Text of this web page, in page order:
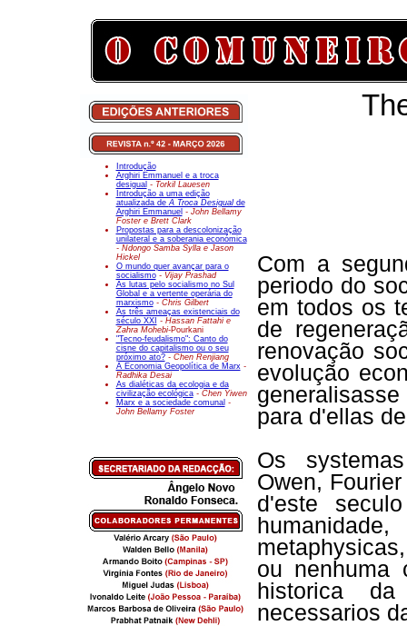
Introdução
Arghiri Emmanuel e a troca
desigual - Torkil Lauesen
Introdução a uma edição
atualizada deA Troca Desigualde
Arghiri Emmanuel - John Bellamy
Foster e Brett Clark
Propostas para a descolonização
unilateral e a soberania económica
- Ndongo Samba Sylla e Jason
Hickel
O mundo quer avançar para o
socialismo- Vijay Prashad
As lutas pelo socialismo no Sul
Global e a vertente operária do
marxismo- Chris Gilbert
As três ameaças existenciais do
século XXI - Hassan Fattahi e
Zahra Mohebi-Pourkani
"Tecno-feudalismo": Canto do
cisne do capitalismo ou o seu
próximo ato? - Chen Renjiang
A Economia Geopolítica de Marx-
Radhika Desai
As dialéticas da ecologia e da
civilização ecológica - Chen Yiwen
Marx e a sociedade comunal -
John Bellamy Foster
Com a
periodo do
em todos os
de
renovação
evolução
para d'ellas
Os
Owen,
d'este
ou nenhuma
historica
necessarios